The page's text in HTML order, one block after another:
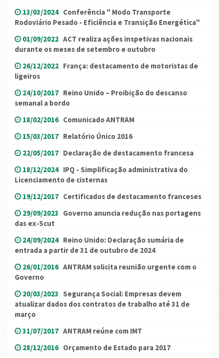
13/03/2024 Conferência " Modo Transporte
Rodoviário Pesado - Eficiência e Transição Energética"
01/09/2022 ACT realiza ações inspetivas nacionais
durante os meses de setembro e outubro
26/12/2022 França: destacamento de motoristas de
ligeiros
24/10/2017 Reino Unido – Proibição do descanso
semanal a bordo
18/02/2016 Comunicado ANTRAM
15/03/2017 Relatório Único 2016
22/05/2017 Declaração de destacamento francesa
18/12/2024 IPQ - Simplificação administrativa do
Licenciamento de cisternas
19/12/2017 Certificados de destacamento franceses
29/09/2023 Governo anuncia redução nas portagens
das ex-Scut
24/09/2024 Reino Unido: Declaração sumária de
entrada a partir de 31 de outubro de 2024
26/01/2016 ANTRAM solicita reunião urgente com o
Governo
20/03/2023 Segurança Social: Empresas devem
atualizar dados dos contratos de trabalho até 31 de
março
31/07/2017 ANTRAM reúne com IMT
28/12/2016 Orçamento de Estado para 2017